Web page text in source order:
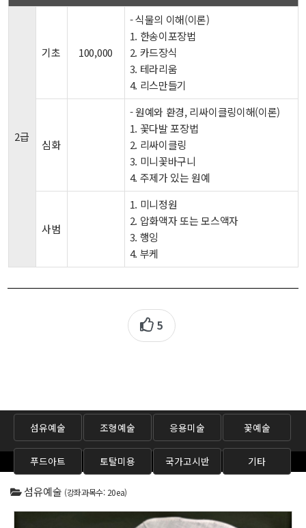
2급
기초 100,000
- 식물의 이해(이론)
1. 한송이포장법
2. 카드장식
3. 테라리움
4. 리스만들기
심화
- 원예와 환경, 리싸이클링이해(이론)
1. 꽃다발 포장법
2. 리싸이클링
3. 미니꽃바구니
4. 주제가 있는 원예
사범
1. 미니정원
2. 압화액자 또는 모스액자
3. 행잉
4. 부케
5
섬유예술 조형예술 응용미술 꽃예술
푸드아트 토탈미용 국가고시반 기타
섬유예술 (강좌과목수: 20ea)